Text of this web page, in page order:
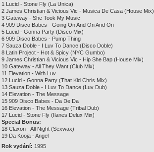
1 Lucid - Stone Fly (La Unica)
2 James Christian & Vicious Vic - Musica De Casa (House Mix)
3 Gateway - She Took My Music
4 909 Disco Babes - Going On And On And On
5 Lucid - Gonna Party (Disco Mix)
6 909 Disco Babes - Pump Thing
7 Sauza Doble - I Luv To Dance (Disco Doble)
8 Latin Project - Hot & Spicy (NYC Gumbo)
9 James Christian & Vicious Vic - Hip She Bap (House Mix)
10 Gateway - All They Want (Club Mix)
11 Elevation - With Luv
12 Lucid - Gonna Party (That Kid Chris Mix)
13 Sauza Doble - I Luv To Dance (Luv Dub)
14 Elevation - The Message
15 909 Disco Babes - Da De Da
16 Elevation - The Message (Tribal Dub)
17 Lucid - Stone Fly (Ilanes Delux Mix)
Special Bonus:
18 Claxon - All Night (Sexwax)
19 Da Kooja - Angel
Rok vydání: 1995